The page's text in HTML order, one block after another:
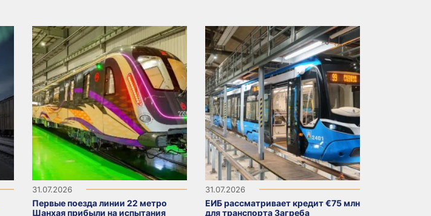
31.07.2026
Первые поезда линии 22 метро
Шанхая прибыли на испытания
31.07.2026
ЕИБ рассматривает кредит €75 млн
для транспорта Загреба